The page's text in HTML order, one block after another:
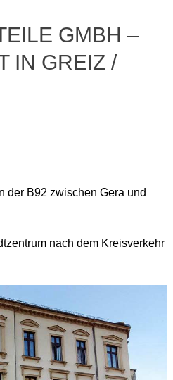
GMBH –
IN GREIZ /
der B92 zwischen Gera und
nach dem Kreisverkehr